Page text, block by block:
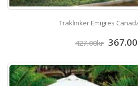
Träklinker Emigres
427.00kr 367.00